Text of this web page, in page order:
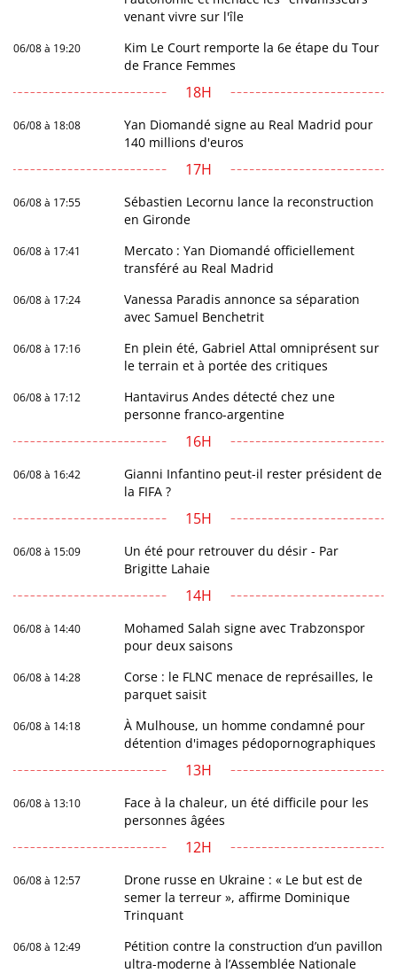
venant vivre sur l'île
06/08 à 19:20
Kim Le Court remporte la 6e étape du Tour
de France Femmes
18H
06/08 à 18:08
Yan Diomandé signe au Real Madrid pour
140 millions d'euros
17H
06/08 à 17:55
Sébastien Lecornu lance la reconstruction
en Gironde
06/08 à 17:41
Mercato : Yan Diomandé officiellement
transféré au Real Madrid
06/08 à 17:24
Vanessa Paradis annonce sa séparation
avec Samuel Benchetrit
06/08 à 17:16
En plein été, Gabriel Attal omniprésent sur
le terrain et à portée des critiques
06/08 à 17:12
Hantavirus Andes détecté chez une
personne franco-argentine
16H
06/08 à 16:42
Gianni Infantino peut-il rester président de
la FIFA ?
15H
06/08 à 15:09
Un été pour retrouver du désir - Par
Brigitte Lahaie
14H
06/08 à 14:40
Mohamed Salah signe avec Trabzonspor
pour deux saisons
06/08 à 14:28
Corse : le FLNC menace de représailles, le
parquet saisit
06/08 à 14:18
À Mulhouse, un homme condamné pour
détention d'images pédopornographiques
13H
06/08 à 13:10
Face à la chaleur, un été difficile pour les
personnes âgées
12H
06/08 à 12:57
Drone russe en Ukraine : « Le but est de
semer la terreur », affirme Dominique
Trinquant
06/08 à 12:49
Pétition contre la construction d’un pavillon
ultra-moderne à l’Assemblée Nationale